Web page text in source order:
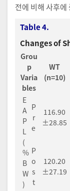
전에 비해 사후
Table 4.
Changes of
Grou
p
WT
(n=10)
Varia
bles
E
A
P
L
(
%
B
W
)
P
r
e
116.90
±28.85
P
o
s
t
120.20
±27.19